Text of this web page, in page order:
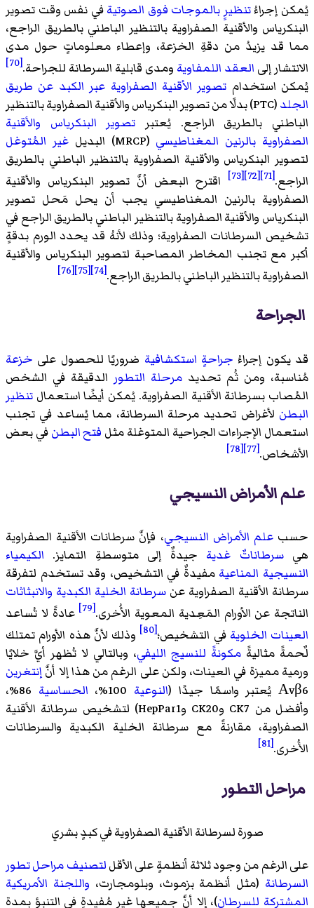
يُمكن إجراءُتنظيرٍ بالموجات فوق الصوتيةفي نفس وقت تصوير
البنكرياس والأقنية الصفراوية بالتنظير الباطني بالطريق الراجع،
مما قد يزيدُ من دقةِ الخزعة، وإعطاء معلوماتٍ حول مدى
الانتشار إلى العقد اللمفاوية ومدى قابلية السرطانة للجراحة.[70]
يُمكن استخدام تصوير الأقنية الصفراوية عبر الكبد عن طريق
الجلد
(PTC) بدلًا من تصوير البنكرياس والأقنية الصفراوية بالتنظير
الباطني بالطريق الراجع. يُعتبر تصوير البنكرياس والأقنية
الصفراوية بالرنين المغناطيسي (MRCP) البديل
غير المُتوغل
لتصوير البنكرياس والأقنية الصفراوية بالتنظير الباطني بالطريق
الراجع.[71]
[72]
[73]
اقترح البعض أنَّ تصوير البنكرياس والأقنية
الصفراوية بالرنين المغناطيسي يجب أن يحل مَحل تصوير
البنكرياس والأقنية الصفراوية بالتنظير الباطني بالطريق الراجع في
تشخيص السرطانات الصفراوية؛ وذلك لأنهُ قد يحدد الورم بدقةٍ
أكبر مع تجنب المخاطر المصاحبة لتصوير البنكرياس والأقنية
الصفراوية بالتنظير الباطني بالطريق الراجع.[74]
[75]
[76]
الجراحة
قد يكون إجراءُ جراحةٍ استكشافية ضروريًا للحصول على خزعة
مُناسبة، ومن ثُم تحديد مرحلة التطور الدقيقة في الشخص
المُصاب بسرطانة الأقنية الصفراوية. يُمكن أيضًا استعمال تنظير
البطن لأغراض تحديد مرحلة السرطانة، مما يُساعد في تجنب
استعمال الإجراءات الجراحية المتوغلة مثل فتح البطنفي بعض
الأشخاص.[77]
[78]
علم الأمراض النسيجي
حسبعلم الأمراض النسيجي، فإنَّ سرطانات الأقنية الصفراوية
هيسرطاناتٌ غدية جيدةٌ إلى متوسطةِ التمايز. الكيمياء
النسيجية المناعية مفيدةٌ في التشخيص، وقد تستخدم لتفرقة
سرطانة الأقنية الصفراوية عن سرطانة الخلية الكبدية والانبثاثات
الناتجة عن الأورام المَعِدية المعوية الأُخرى.[79]
عادةً لا تُساعد
العينات الخلوية في التشخيص؛[80]
وذلك لأنَّ هذه الأورام تمتلك
لٌحمةً مثاليةً مكونةً للنسيج الليفي، وبالتالي لا تُظهر أيَّ خلايًا
ورمية مميزة في العينات، ولكن على الرغم من هذا إلا أنَّإنتغرين
Αvβ6 يُعتبر واسمًا جيدًا (
النوعية الحساسية
86%،
وأفضل من CK7 وCK20 وHepPar1) لتشخيص سرطانة الأقنية
الصفراوية، مقارنةً مع سرطانة الخلية الكبدية والسرطانات
الأُخرى.[81]
مراحل التطور
صورة لسرطانة الأقنية الصفراوية في كبدٍ بشري
على الرغم من وجود ثلاثة أنظمةٍ على الأقللتصنيف مراحل تطور
السرطانة (مثل أنظمة بزموث، وبلومجارت، واللجنة الأمريكية
المشتركة للسرطان)، إلا أنَّ جميعها غير مُفيدةٍ في التنبؤ بمدة